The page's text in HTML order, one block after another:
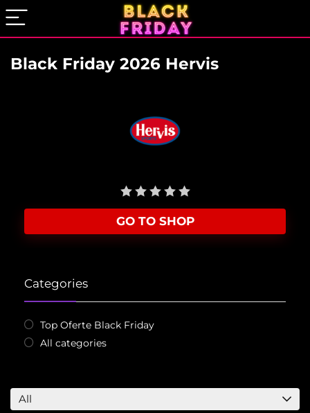
Black Friday 2026 Hervis
GO TO SHOP
Categories
Top Oferte Black Friday
All categories
All